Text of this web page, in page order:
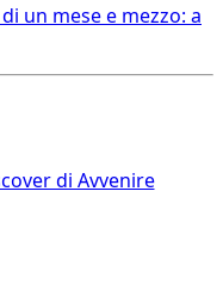
un mese e mezzo: a
di Avvenire